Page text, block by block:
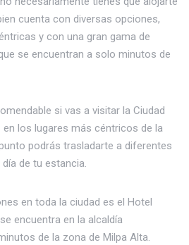
cuenta con diversas opciones,
y con una gran gama de
se encuentran a solo minutos de
si vas a visitar la Ciudad
los lugares más céntricos de la
podrás trasladarte a diferentes
de tu estancia.
en toda la ciudad es el Hotel
encuentra en la alcaldía
de la zona de Milpa Alta.